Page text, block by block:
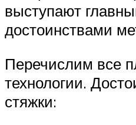
выступают
достоинствами
Перечислим все
технологии.
стяжки: